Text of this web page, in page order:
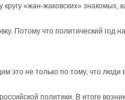
«жан-жаковских» знакомых,
Потому что политический год
это не только по тому, что
политики. В итоге